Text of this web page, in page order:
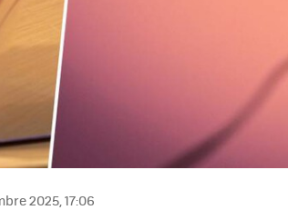
2025, 17:06